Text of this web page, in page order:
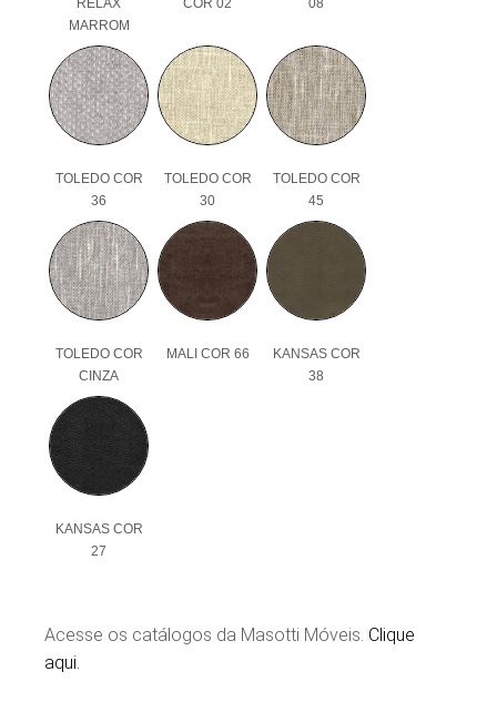
RELAX
MARROM
COR 02
08
TOLEDO COR
36
TOLEDO COR
30
TOLEDO COR
45
TOLEDO COR
CINZA
MALI COR 66
KANSAS COR
38
KANSAS COR
27
Acesse os catálogos da Masotti Móveis. Clique
aqui.